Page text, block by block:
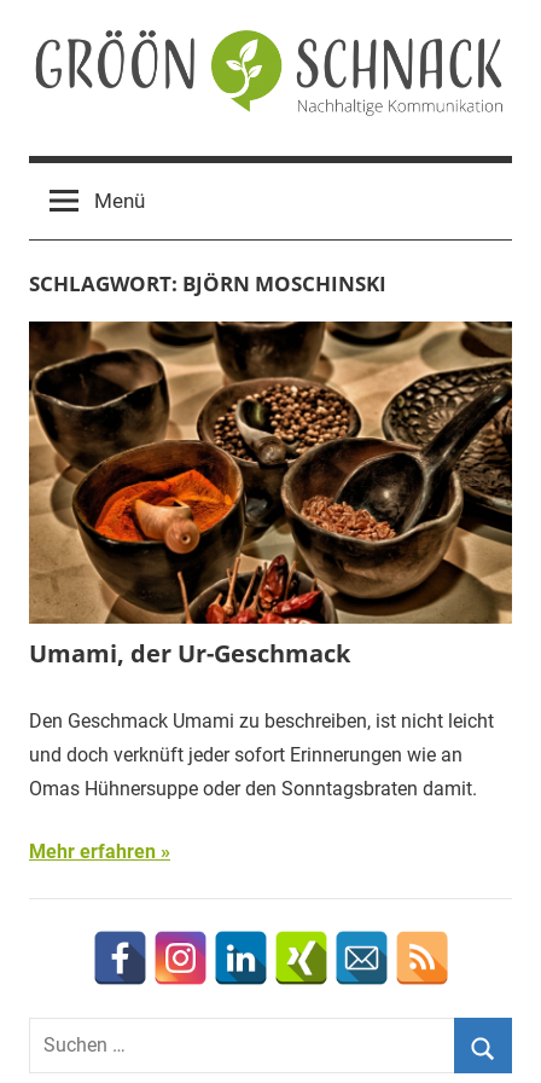
Inhalt
springen
Gröön
Schnack
Menü
SCHLAGWORT: BJÖRN MOSCHINSKI
Umami, der Ur-Geschmack
Den Geschmack Umami zu beschreiben, ist nicht leicht
und doch verknüft jeder sofort Erinnerungen wie an
Omas Hühnersuppe oder den Sonntagsbraten damit.
Mehr erfahren
Suchen
nach: